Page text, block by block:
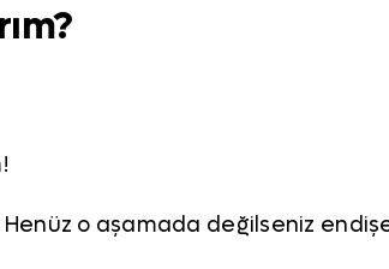
o aşamada değilseniz